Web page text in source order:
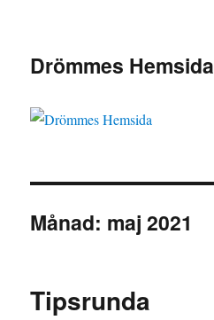
Drömmes Hemsida
Månad: maj 2021
Tipsrunda